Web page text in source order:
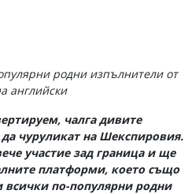
родни изпълнители от
английски
чалга дивите
чуруликат на Шекспировия.
участие зад граница и ще
платформи, което също
всички по-популярни родни